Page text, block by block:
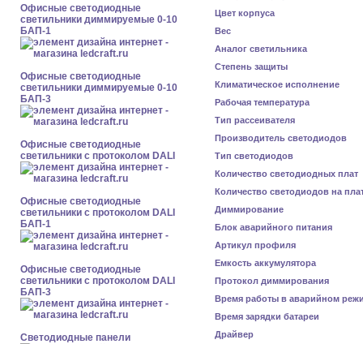
Офисные светодиодные
светильники диммируемые 0-10
БАП-1
Офисные светодиодные
светильники диммируемые 0-10
БАП-3
Офисные светодиодные
светильники с протоколом DALI
Офисные светодиодные
светильники с протоколом DALI
БАП-1
Офисные светодиодные
светильники с протоколом DALI
БАП-3
Cветодиодные панели
Цвет корпуса
Вес
Аналог светильника
Степень защиты
Климатическое исполнение
Рабочая температура
Тип рассеивателя
Производитель светодиодов
Тип светодиодов
Количество светодиодных плат
Количество светодиодов на
Диммирование
Блок аварийного питания
Артикул профиля
Емкость аккумулятора
Протокол диммирования
Время работы в аварийном
Время зарядки батареи
Драйвер